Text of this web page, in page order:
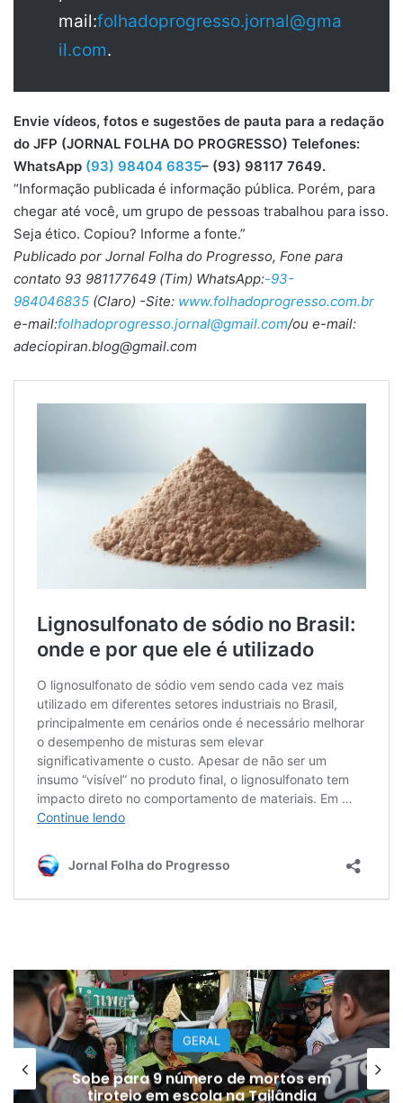
mail:folhadoprogresso.jornal@gma
il.com.
Envie vídeos, fotos e sugestões de pauta para a redação
do JFP (JORNAL FOLHA DO PROGRESSO) Telefones:
WhatsApp (93) 98404 6835– (93) 98117 7649.
“Informação publicada é informação pública. Porém, para
chegar até você, um grupo de pessoas trabalhou para isso.
Seja ético. Copiou? Informe a fonte.”
Publicado por Jornal Folha do Progresso, Fone para
contato 93 981177649 (Tim) WhatsApp:-93-
984046835 (Claro) -Site: www.folhadoprogresso.com.br
e-mail:folhadoprogresso.jornal@gmail.com/ou e-mail:
adeciopiran.blog@gmail.com
GERAL
Sobe para 9 número de mortos em
tiroteio em escola na Tailândia